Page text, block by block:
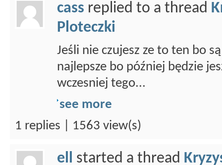
cass replied to a thread
Ploteczki
Jeśli nie czujesz ze to ten bo
najlepsze bo później będzie
wczesniej tego...
see more
1 replies | 1563 view(s)
ell started a thread